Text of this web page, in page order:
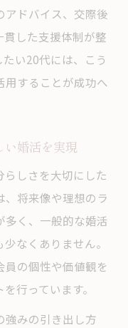
アドバイス、交際後
した支援体制が整
い20代には、こう
用することが成功へ
い婚活を実現
しさを大切にした
、将来像や理想のラ
多く、一般的な婚活
なくありません。
員の個性や価値観を
行っています。
強みの引き出し方